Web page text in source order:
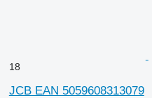
18
JCB EAN 5059608313079